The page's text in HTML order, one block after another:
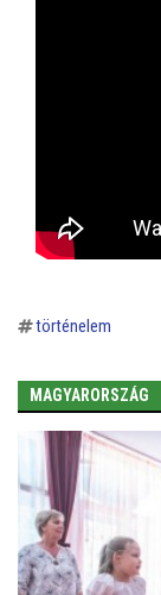
történelem
MAGYARORSZÁG